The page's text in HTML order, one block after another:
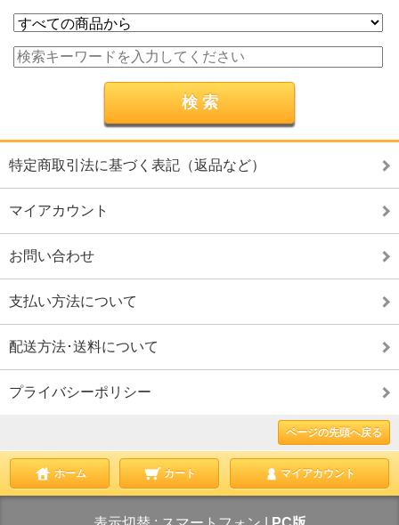
特定商取引法に基づく表記（返品など）
マイアカウント
お問い合わせ
支払い方法について
配送方法･送料について
プライバシーポリシー
ページの先頭へ戻る
ホーム カート マイアカウント